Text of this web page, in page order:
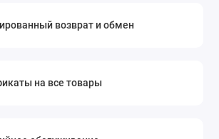
возврат и обмен
на все товары